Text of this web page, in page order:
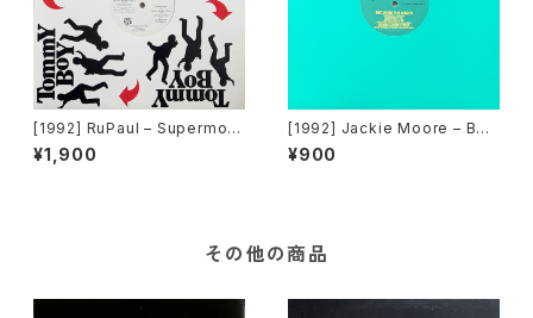
[1992] RuPaul – Supermod
el (You Better Work) / Hou
se Of Love [Tommy Boy]
¥1,900
[1992] Jackie Moore – Bec
ause The Night [Discomag
ic Records]
¥900
その他の商品